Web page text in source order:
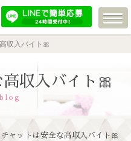
収入バイト🎀
収入バイト🎀
ャットは安全な高収入バイト🎀